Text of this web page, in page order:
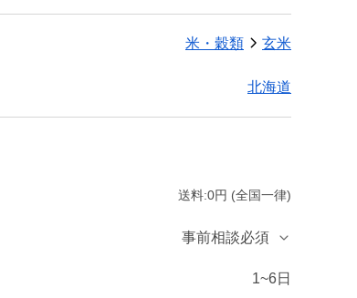
米・穀類 玄米
北海道
送料:0円 (全国一律)
事前相談必須
1~6日